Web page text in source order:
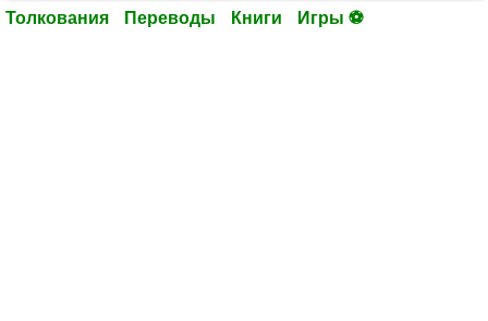
Толкования Переводы Книги Игры ⚽